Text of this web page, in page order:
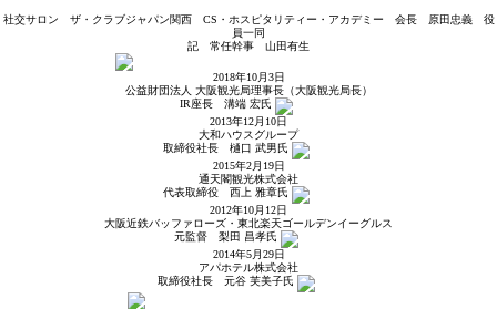
社交サロン ザ・クラブジャパン関西 CS・ホスピタリティー・アカデミー 会長 原田忠義 役
員一同
記 常任幹事 山田有生
2018年10月3日
公益財団法人 大阪観光局理事長（大阪観光局長）
IR座長 溝端 宏氏
2013年12月10日
大和ハウスグループ
取締役社長 樋口 武男氏
2015年2月19日
通天閣観光株式会社
代表取締役 西上 雅章氏
2012年10月12日
大阪近鉄バッファローズ・東北楽天ゴールデンイーグルス
元監督 梨田 昌孝氏
2014年5月29日
アパホテル株式会社
取締役社長 元谷 芙美子氏